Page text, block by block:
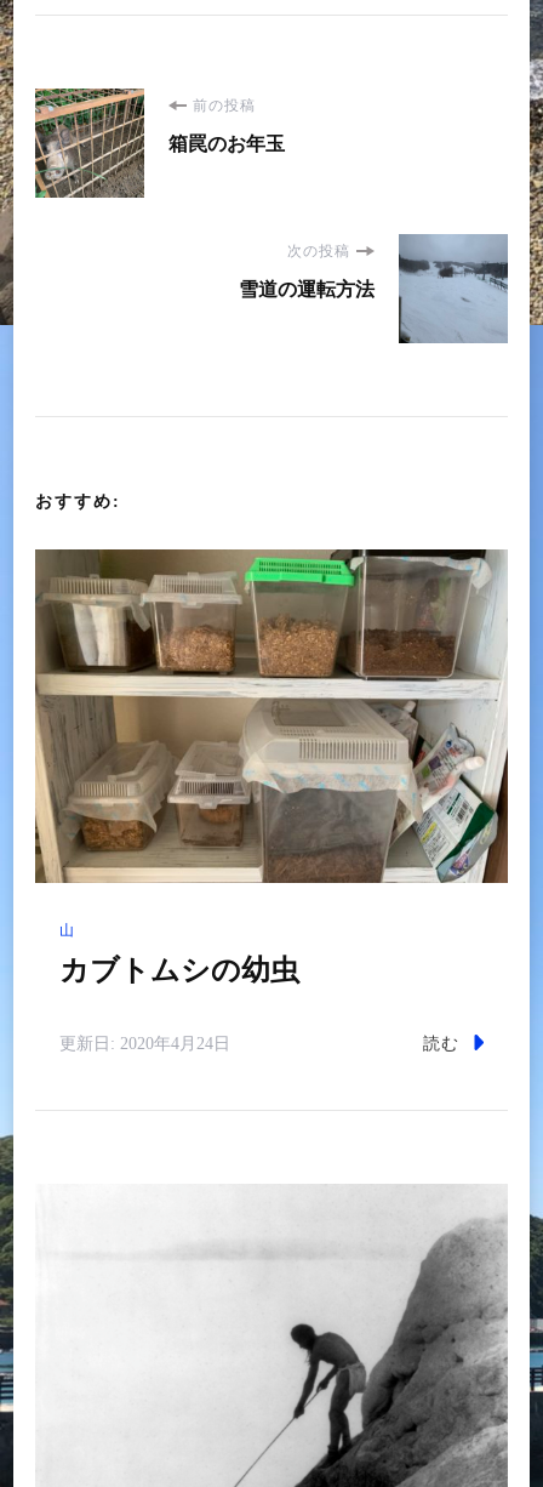
投
稿
ー
ン
前の投稿
箱罠のお年玉
次の投稿
雪道の運転方法
おすすめ:
山
カブトムシの幼虫
更新日: 2020年4月24日 読む